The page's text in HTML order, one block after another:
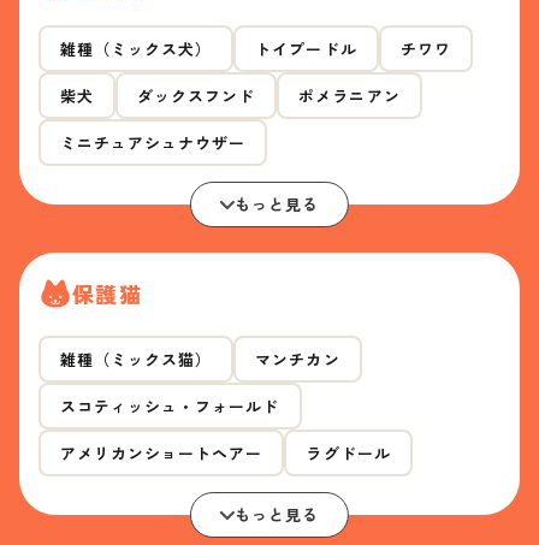
雑種（ミックス犬） トイプードル チワワ
柴犬 ダックスフンド ポメラニアン
ミニチュアシュナウザー
もっと見る
保護猫
雑種（ミックス猫） マンチカン
スコティッシュ・フォールド
アメリカンショートヘアー ラグドール
もっと見る